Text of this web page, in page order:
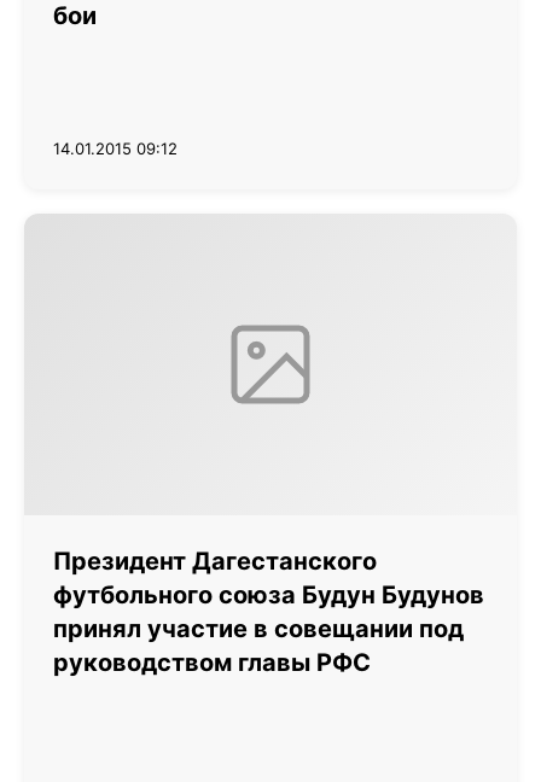
бои
14.01.2015 09:12
Президент Дагестанского
футбольного союза Будун Будунов
принял участие в совещании под
руководством главы РФС